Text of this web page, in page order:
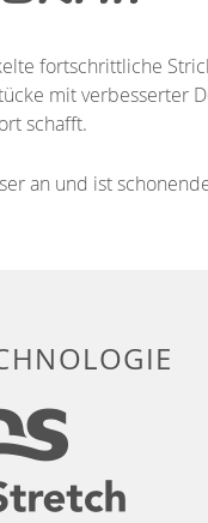
fortschrittliche
mit verbesserter
schafft.
an und ist